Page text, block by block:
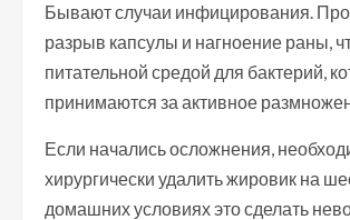
Бывают случаи инфицирования.
разрыв капсулы и нагноение раны,
питательной средой для бактерий,
принимаются за активное
Если начались осложнения,
хирургически удалить жировик на
домашних условиях это сделать